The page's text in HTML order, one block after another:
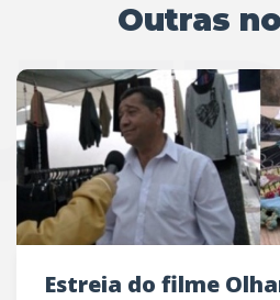
Outras
Estreia do filme